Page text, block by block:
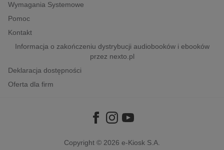
historia
Wymagania Systemowe
Pomoc
Kontakt
Informacja o zakończeniu dystrybucji audiobooków i ebooków
przez nexto.pl
Deklaracja dostępności
Oferta dla firm
Copyright © 2026 e-Kiosk S.A.